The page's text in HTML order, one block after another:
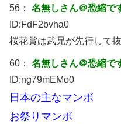
56： 名無しさん＠恐縮で
ID:FdF2bvha0
桜花賞は武兄が先行して
60： 名無しさん＠恐縮で
ID:ng79mEMo0
日本の主なマンボ
お祭りマンボ